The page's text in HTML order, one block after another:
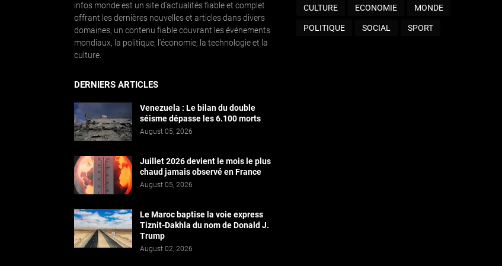
infos monde est un site d'actualités fiable et complet
offrant les dernières nouvelles et articles dans divers
domaines, un contenu fiable couvrant les événements
mondiaux, la politique, l'économie, la technologie et la
culture.
DERNIERS ARTICLES
Venezuela : Le bilan du double
séisme dépasse les 6.100 morts
August 05, 2026
Juillet 2026 devient le mois le plus
chaud jamais observé en France
August 05, 2026
Le Maroc baptise la voie express
Tiznit-Dakhla du nom de Donald J.
Trump
August 02, 2026
CULTURE ECONOMIE MONDE
POLITIQUE SOCIAL SPORT